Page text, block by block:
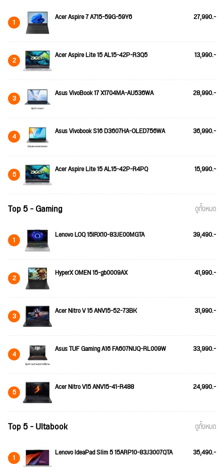
1 Acer Aspire 7 A715-59G-59Y6 27,990.-
2 Acer Aspire Lite 15 AL15-42P-R3Q5 13,990.-
3 Asus VivoBook 17 X1704MA-AU536WA 28,990.-
4 Asus Vivobook S16 D3607HA-OLED756WA 36,990.-
5 Acer Aspire Lite 15 AL15-42P-R4PQ 15,990.-
Top 5 - Gaming ดูทั้งหมด
1 Lenovo LOQ 15IRX10-83JE00MGTA 39,490.-
2 HyperX OMEN 15-gb0009AX 41,990.-
3 Acer Nitro V 15 ANV15-52-73BK 31,990.-
4 Asus TUF Gaming A16 FA607NUQ-RL009W 33,990.-
5 Acer Nitro V15 ANV15-41-R488 24,990.-
Top 5 - Ultabook ดูทั้งหมด
1 Lenovo IdeaPad Slim 5 15ARP10-83J3007QTA 35,490.-